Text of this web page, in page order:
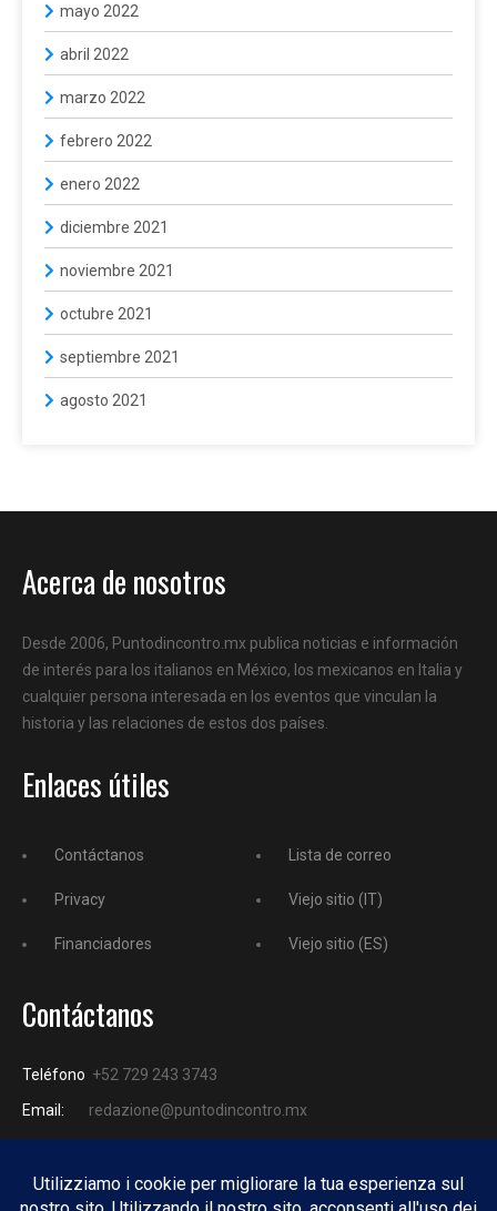
mayo 2022
abril 2022
marzo 2022
febrero 2022
enero 2022
diciembre 2021
noviembre 2021
octubre 2021
septiembre 2021
agosto 2021
Acerca de nosotros
Desde 2006, Puntodincontro.mx publica noticias e información
de interés para los italianos en México, los mexicanos en Italia y
cualquier persona interesada en los eventos que vinculan la
historia y las relaciones de estos dos países.
Enlaces útiles
Contáctanos
Privacy
Financiadores
Lista de correo
Viejo sitio (IT)
Viejo sitio (ES)
Contáctanos
Teléfono +52 729 243 3743
Email:
redazione@puntodincontro.mx
PUNTODINCONTRO